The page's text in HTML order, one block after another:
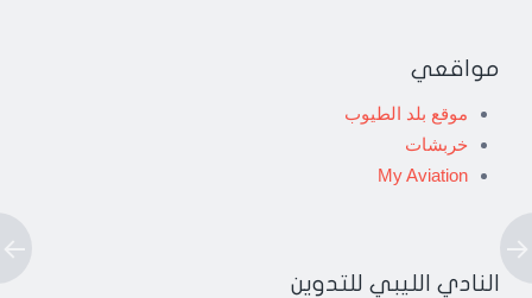
مواقعي
موقع بلد الطيوب
خربشات
My Aviation
النادي الليبي للتدوين